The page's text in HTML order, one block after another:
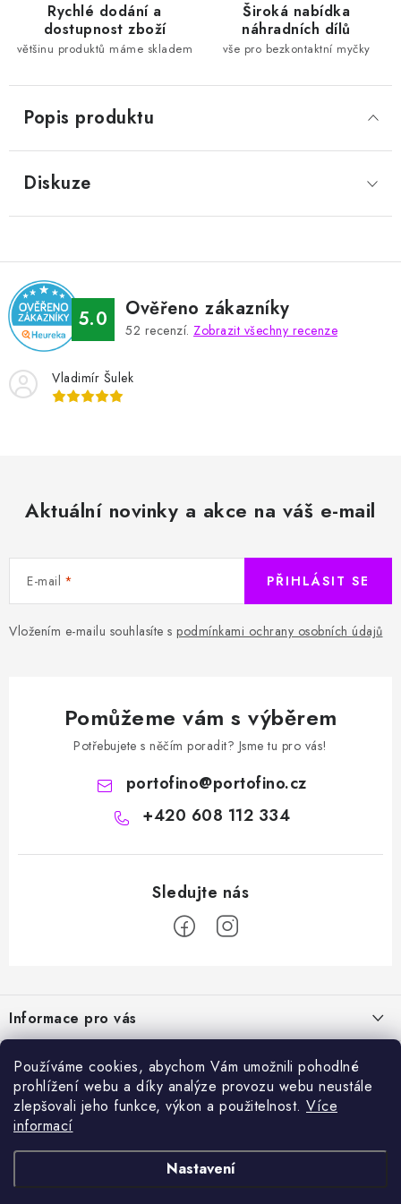
Používáme cookies, abychom Vám umožnili pohodlné
prohlížení webu a díky analýze provozu webu neustále
zlepšovali jeho funkce, výkon a použitelnost. Více
informací
Nastavení
Rychlé dodání a
dostupnost zboží
většinu produktů máme skladem
Široká nabídka
náhradních dílů
vše pro bezkontaktní myčky
Popis produktu
Diskuze
5.0 Ověřeno zákazníky
52 recenzí. Zobrazit všechny recenze
Vladimír Šulek
Aktuální novinky a akce na váš e-mail
E-mail
Vložením e-mailu souhlasíte s podmínkami ochrany osobních údajů
PŘIHLÁSIT SE
Pomůžeme vám s výběrem
Potřebujete s něčím poradit? Jsme tu pro vás!
portofino@portofino.cz
+420 608 112 334
p
a
Informace pro vás
Jak nakupovat
O nás
Kontakty
Obchodní podmínky
Sortiment
Chemie a péče o vozidla
Příslušenství a ND k automyčkám
Nejprodávanější
Přijímáme online platby